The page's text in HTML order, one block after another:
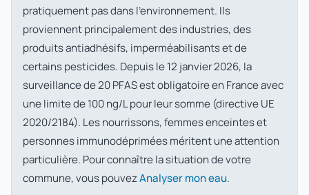
pratiquement pas dans l'environnement. Ils
proviennent principalement des industries, des
produits antiadhésifs, imperméabilisants et de
certains pesticides. Depuis le 12 janvier 2026, la
surveillance de 20 PFAS est obligatoire en France avec
une limite de 100 ng/L pour leur somme (directive UE
2020/2184). Les nourrissons, femmes enceintes et
personnes immunodéprimées méritent une attention
particulière. Pour connaître la situation de votre
commune, vous pouvezAnalyser mon eau.